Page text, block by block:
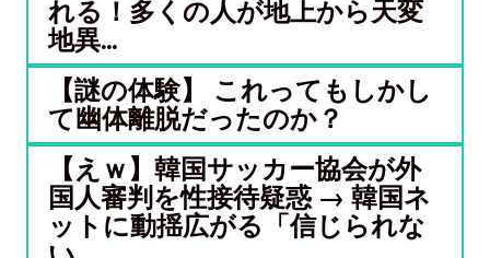
れる！多くの人が地上から天変
地異...
【謎の体験】 これってもしかし
て幽体離脱だったのか？
【えｗ】韓国サッカー協会が外
国人審判を性接待疑惑 → 韓国ネ
ットに動揺広がる「信じられな